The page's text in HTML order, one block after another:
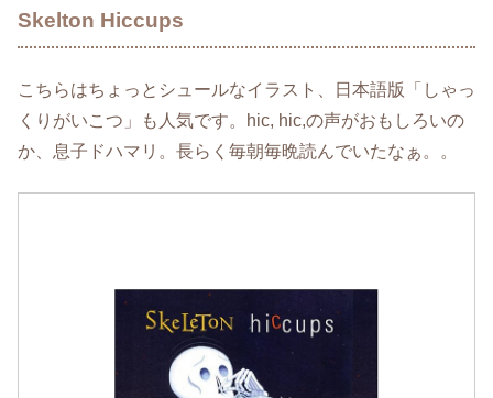
Skelton Hiccups
こちらはちょっとシュールなイラスト、日本語版「しゃっ
くりがいこつ」も人気です。hic, hic,の声がおもしろいの
か、息子ドハマリ。長らく毎朝毎晩読んでいたなぁ。。